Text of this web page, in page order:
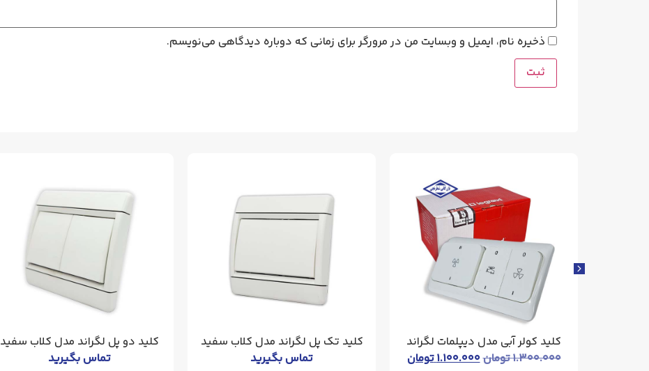
ذخیره نام، ایمیل و وبسایت من در مرورگر برای زمانی که دوباره دیدگاهی می‌نویسم.
کلید کولر آبی مدل دیپلمات لگراند
۱.۳۰۰.۰۰۰تومان۱.۱۰۰.۰۰۰تومان
کلید تک پل لگراند مدل کلاب سفید
تماس بگیرید
کلید دو پل لگراند مدل کلاب سفید
تماس بگیرید